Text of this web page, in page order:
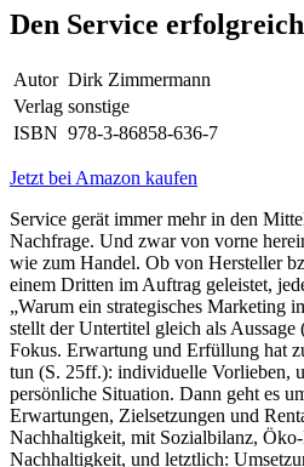
Den Service
Autor Dirk Zimmermann
Verlag sonstige
ISBN 978-3-86858-636-7
Jetzt bei Amazon kaufen
Service gerät immer mehr in den
Nachfrage. Und zwar von vorne
wie zum Handel. Ob von Hersteller
einem Dritten im Auftrag geleistet,
„Warum ein strategisches Marketing
stellt der Untertitel gleich als
Fokus. Erwartung und Erfüllung hat
tun (S. 25ff.): individuelle Vorlieben,
persönliche Situation. Dann geht es
Erwartungen, Zielsetzungen und
Nachhaltigkeit, mit Sozialbilanz,
Nachhaltigkeit, und letztlich: